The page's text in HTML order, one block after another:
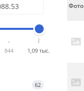
844 1,09 тыс.
62
Фото